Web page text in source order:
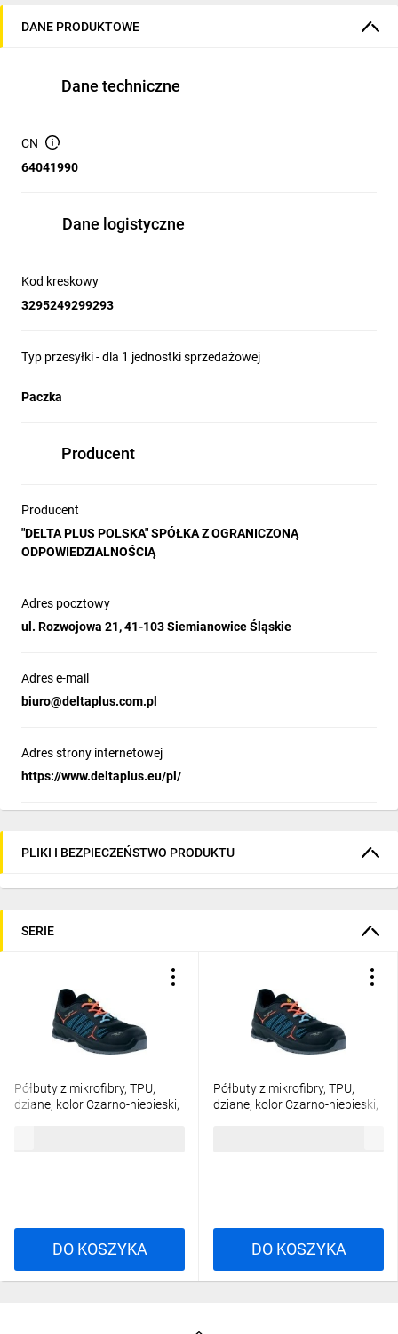
DANE PRODUKTOWE
Dane techniczne
CN
64041990
Dane logistyczne
Kod kreskowy
3295249299293
Typ przesyłki - dla 1 jednostki sprzedażowej
Paczka
Producent
Producent
"DELTA PLUS POLSKA" SPÓŁKA Z OGRANICZONĄ
ODPOWIEDZIALNOŚCIĄ
Adres pocztowy
ul. Rozwojowa 21, 41-103 Siemianowice Śląskie
Adres e-mail
biuro@deltaplus.com.pl
Adres strony internetowej
https://www.deltaplus.eu/pl/
PLIKI I BEZPIECZEŃSTWO PRODUKTU
SERIE
Półbuty z mikrofibry, TPU,
dziane, kolor Czarno-niebieski,
DO KOSZYKA
Półbuty z mikrofibry, TPU,
dziane, kolor Czarno-niebieski,
DO KOSZYKA